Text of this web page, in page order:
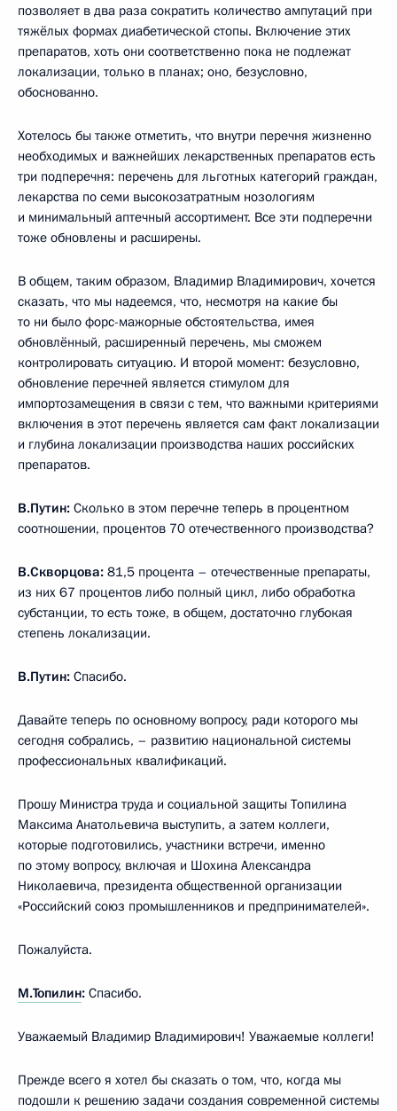
позволяет в два раза сократить количество ампутаций при
тяжёлых формах диабетической стопы. Включение этих
препаратов, хоть они соответственно пока не подлежат
локализации, только в планах; оно, безусловно,
обоснованно.
Хотелось бы также отметить, что внутри перечня жизненно
необходимых и важнейших лекарственных препаратов есть
три подперечня: перечень для льготных категорий граждан,
лекарства по семи высокозатратным нозологиям
и минимальный аптечный ассортимент. Все эти подперечни
тоже обновлены и расширены.
В общем, таким образом, Владимир Владимирович, хочется
сказать, что мы надеемся, что, несмотря на какие бы
то ни было форс-мажорные обстоятельства, имея
обновлённый, расширенный перечень, мы сможем
контролировать ситуацию. И второй момент: безусловно,
обновление перечней является стимулом для
импортозамещения в связи с тем, что важными критериями
включения в этот перечень является сам факт локализации
и глубина локализации производства наших российских
препаратов.
В.Путин: Сколько в этом перечне теперь в процентном
соотношении, процентов 70 отечественного производства?
В.Скворцова: 81,5 процента – отечественные препараты,
из них 67 процентов либо полный цикл, либо обработка
субстанции, то есть тоже, в общем, достаточно глубокая
степень локализации.
В.Путин: Спасибо.
Давайте теперь по основному вопросу, ради которого мы
сегодня собрались, – развитию национальной системы
профессиональных квалификаций.
Прошу Министра труда и социальной защиты Топилина
Максима Анатольевича выступить, а затем коллеги,
которые подготовились, участники встречи, именно
по этому вопросу, включая и Шохина Александра
Николаевича, президента общественной организации
«Российский союз промышленников и предпринимателей».
Пожалуйста.
М.Топилин: Спасибо.
Уважаемый Владимир Владимирович! Уважаемые коллеги!
Прежде всего я хотел бы сказать о том, что, когда мы
подошли к решению задачи создания современной системы